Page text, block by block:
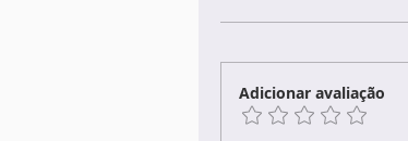
Adicionar avaliação